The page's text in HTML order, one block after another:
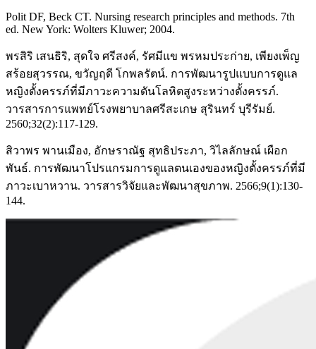
Polit DF, Beck CT. Nursing research principles and methods. 7th
ed. New York: Wolters Kluwer; 2004.
พรสิริ เสนธิริ, สุดใจ ศรีสงค์, รัศมีแข พรหมประก่าย, เพียงเพ็ญ
สร้อยสุวรรณ, ขวัญฤดี โกพลรัตน์. การพัฒนารูปแบบการดูแล
หญิงตั้งครรภ์ที่มีภาวะความดันโลหิตสูงระหว่างตั้งครรภ์.
วารสารการแพทย์โรงพยาบาลศรีสะเกษ สุรินทร์ บุรีรัมย์.
2560;32(2):117-129.
สิวาพร พานเมือง, อักษราณัฐ สุทธิประภา, วิไลลักษณ์ เผือก
พันธ์. การพัฒนาโปรแกรมการดูแลตนเองของหญิงตั้งครรภ์ที่มี
ภาวะเบาหวาน. วารสารวิจัยและพัฒนาสุขภาพ. 2566;9(1):130-
144.